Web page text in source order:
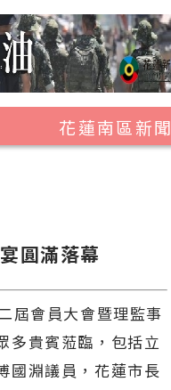
花蓮南區新聞
富里鄉
圓滿落幕
屆會員大會暨理監事
多貴賓蒞臨，包括立
國淵議員，花蓮市長